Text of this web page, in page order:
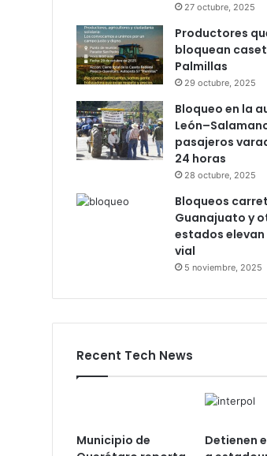
27 octubre, 2025
Productores
bloquean
Palmillas
29 octubre, 2025
Bloqueo en la
pasajeros
24 horas
28 octubre, 2025
Bloqueos
Guanajuato y
estados
vial
5 noviembre, 2025
Recent Tech News
Municipio de
Detienen